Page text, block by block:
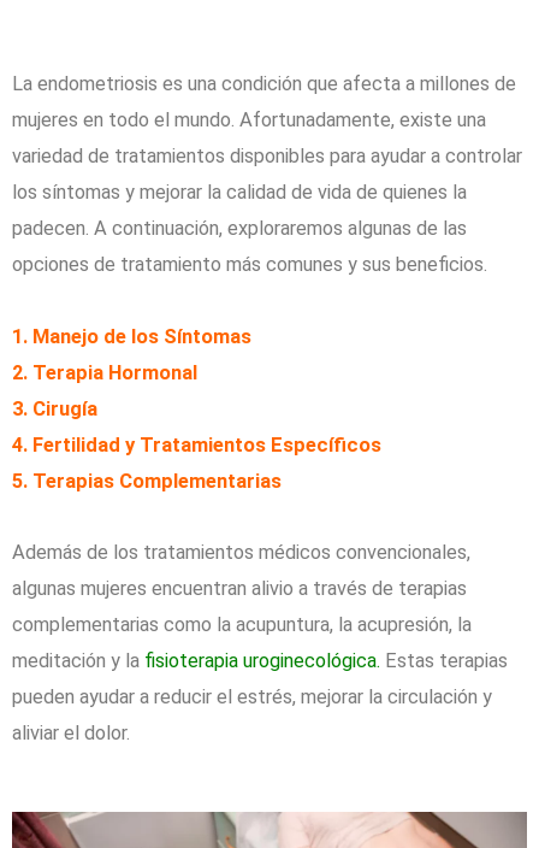
La endometriosis es una condición que afecta a millones de
mujeres en todo el mundo. Afortunadamente, existe una
variedad de tratamientos disponibles para ayudar a controlar
los síntomas y mejorar la calidad de vida de quienes la
padecen. A continuación, exploraremos algunas de las
opciones de tratamiento más comunes y sus beneficios.
1. Manejo de los Síntomas
2. Terapia Hormonal
3. Cirugía
4. Fertilidad y Tratamientos Específicos
5. Terapias Complementarias
Además de los tratamientos médicos convencionales,
algunas mujeres encuentran alivio a través de terapias
complementarias como la acupuntura, la acupresión, la
meditación y la fisioterapia uroginecológica. Estas terapias
pueden ayudar a reducir el estrés, mejorar la circulación y
aliviar el dolor.